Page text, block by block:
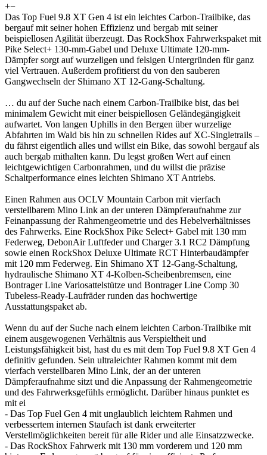
+−
Das Top Fuel 9.8 XT Gen 4 ist ein leichtes Carbon-Trailbike, das
bergauf mit seiner hohen Effizienz und bergab mit seiner
beispiellosen Agilität überzeugt. Das RockShox Fahrwerkspaket mit
Pike Select+ 130-mm-Gabel und Deluxe Ultimate 120-mm-
Dämpfer sorgt auf wurzeligen und felsigen Untergründen für ganz
viel Vertrauen. Außerdem profitierst du von den sauberen
Gangwechseln der Shimano XT 12-Gang-Schaltung.
… du auf der Suche nach einem Carbon-Trailbike bist, das bei
minimalem Gewicht mit einer beispiellosen Geländegängigkeit
aufwartet. Von langen Uphills in den Bergen über wurzelige
Abfahrten im Wald bis hin zu schnellen Rides auf XC-Singletrails –
du fährst eigentlich alles und willst ein Bike, das sowohl bergauf als
auch bergab mithalten kann. Du legst großen Wert auf einen
leichtgewichtigen Carbonrahmen, und du willst die präzise
Schaltperformance eines leichten Shimano XT Antriebs.
Einen Rahmen aus OCLV Mountain Carbon mit vierfach
verstellbarem Mino Link an der unteren Dämpferaufnahme zur
Feinanpassung der Rahmengeometrie und des Hebelverhältnisses
des Fahrwerks. Eine RockShox Pike Select+ Gabel mit 130 mm
Federweg, DebonAir Luftfeder und Charger 3.1 RC2 Dämpfung
sowie einen RockShox Deluxe Ultimate RCT Hinterbaudämpfer
mit 120 mm Federweg. Ein Shimano XT 12-Gang-Schaltung,
hydraulische Shimano XT 4-Kolben-Scheibenbremsen, eine
Bontrager Line Variosattelstütze und Bontrager Line Comp 30
Tubeless-Ready-Laufräder runden das hochwertige
Ausstattungspaket ab.
Wenn du auf der Suche nach einem leichten Carbon-Trailbike mit
einem ausgewogenen Verhältnis aus Verspieltheit und
Leistungsfähigkeit bist, hast du es mit dem Top Fuel 9.8 XT Gen 4
definitiv gefunden. Sein ultraleichter Rahmen kommt mit dem
vierfach verstellbaren Mino Link, der an der unteren
Dämpferaufnahme sitzt und die Anpassung der Rahmengeometrie
und des Fahrwerksgefühls ermöglicht. Darüber hinaus punktet es
mit ei
- Das Top Fuel Gen 4 mit unglaublich leichtem Rahmen und
verbessertem internen Staufach ist dank erweiterter
Verstellmöglichkeiten bereit für alle Rider und alle Einsatzzwecke.
- Das RockShox Fahrwerk mit 130 mm vorderem und 120 mm